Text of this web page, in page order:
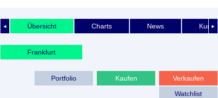
◄ ►
Übersicht Charts News
Frankfurt
Verkaufen
Kaufen
Portfolio
Watchlist